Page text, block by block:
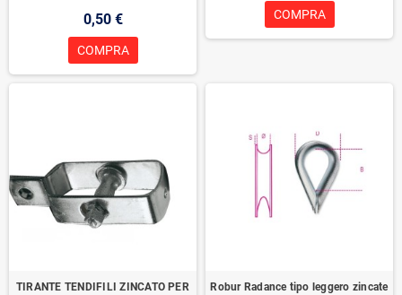
0,50 €
COMPRA
COMPRA
TIRANTE TENDIFILI ZINCATO PER
Robur Radance tipo leggero zincate